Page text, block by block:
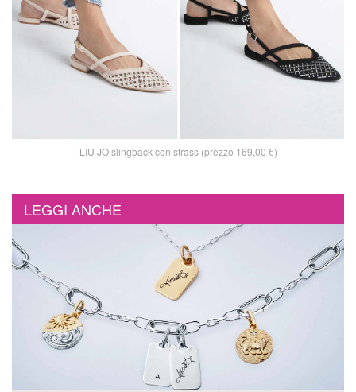
LIU JO slingback con strass (prezzo 169,00 €)
LEGGI ANCHE